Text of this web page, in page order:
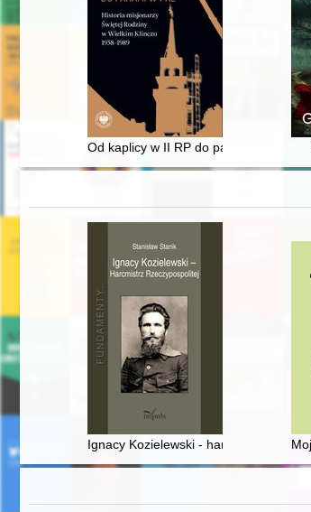
Od kaplicy w II RP do parafii w PRL :
Ignacy Kozielewski - harcmistrz